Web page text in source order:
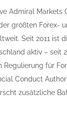
Admiral Markets
größten Forex-
Seit 2011 ist
aktiv – seit
Regulierung für
Conduct
zusätzliche